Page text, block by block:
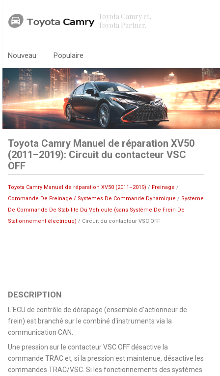
Toyota Camry et,
Toyota Partner.
Nouveau Populaire
Toyota Camry Manuel de réparation XV50
(2011–2019): Circuit du contacteur VSC
OFF
Toyota Camry Manuel de réparation XV50 (2011–2019) / Freinage /
Commande De Freinage / Systemes De Commande Dynamique / Systeme
De Commande De Stabilite Du Vehicule (sans Système De Frein De
Stationnement électrique) / Circuit du contacteur VSC OFF
DESCRIPTION
L'ECU de contrôle de dérapage (ensemble d'actionneur de
frein) est branché sur le combiné d'instruments via la
communication CAN.
Une pression sur le contacteur VSC OFF désactive la
commande TRAC et, si la pression est maintenue, désactive les
commandes TRAC/VSC. Si les fonctionnements des systèmes